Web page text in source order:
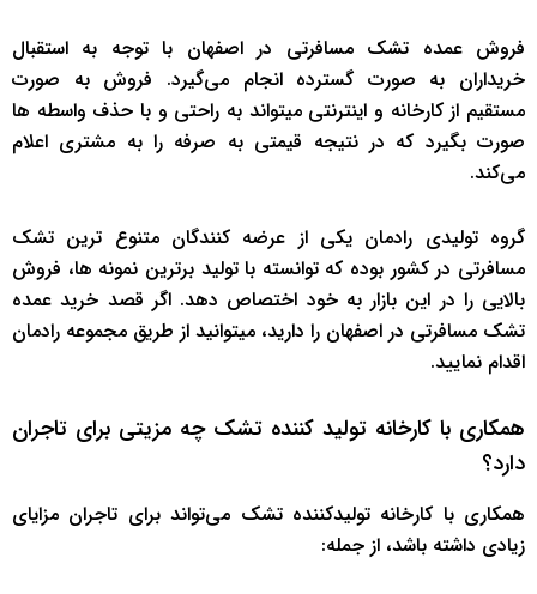
فروش عمده تشک مسافرتی در اصفهان با توجه به استقبال
خریداران به صورت گسترده انجام می‌گیرد. فروش به صورت
مستقیم از کارخانه و اینترنتی میتواند به راحتی و با حذف واسطه ها
صورت بگیرد که در نتیجه قیمتی به صرفه را به مشتری اعلام
می‌کند.
گروه تولیدی رادمان یکی از عرضه کنندگان متنوع ترین تشک
مسافرتی در کشور بوده که توانسته با تولید برترین نمونه ها، فروش
بالایی را در این بازار به خود اختصاص دهد. اگر قصد خرید عمده
تشک مسافرتی در اصفهان را دارید، میتوانید از طریق مجموعه رادمان
اقدام نمایید.
همکاری با کارخانه تولید کننده تشک چه مزیتی برای تاجران
دارد؟
همکاری با کارخانه تولیدکننده تشک می‌تواند برای تاجران مزایای
زیادی داشته باشد، از جمله: